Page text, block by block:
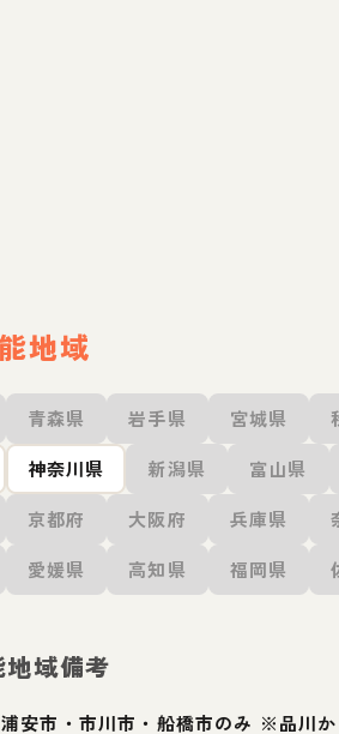
地域
青森県 岩手県 宮城県
神奈川県 新潟県 富山県
京都府 大阪府 兵庫県
愛媛県 高知県 福岡県
域備考
安市・市川市・船橋市のみ ※品川